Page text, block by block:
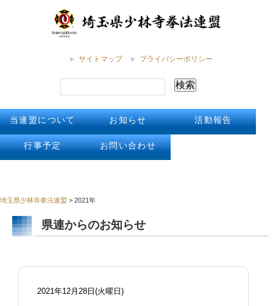
サイトマップ プライバシーポリシー
当連盟について お知らせ 活動報告
行事予定 お問い合わせ
埼玉県少林寺拳法連盟 > 2021年
県連からのお知らせ
2021年12月28日(火曜日)